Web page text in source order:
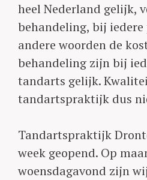
heel Nederland gelijk,
behandeling, bij
andere woorden de
behandeling zijn bij
tandarts gelijk.
tandartspraktijk dus
Tandartspraktijk
week geopend. Op
woensdagavond zijn